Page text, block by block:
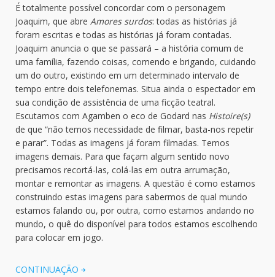
É totalmente possível concordar com o personagem
Joaquim, que abre Amores surdos: todas as histórias já
foram escritas e todas as histórias já foram contadas.
Joaquim anuncia o que se passará – a história comum de
uma família, fazendo coisas, comendo e brigando, cuidando
um do outro, existindo em um determinado intervalo de
tempo entre dois telefonemas. Situa ainda o espectador em
sua condição de assistência de uma ficção teatral.
Escutamos com Agamben o eco de Godard nas Histoire(s)
de que “não temos necessidade de filmar, basta-nos repetir
e parar”. Todas as imagens já foram filmadas. Temos
imagens demais. Para que façam algum sentido novo
precisamos recortá-las, colá-las em outra arrumação,
montar e remontar as imagens. A questão é como estamos
construindo estas imagens para sabermos de qual mundo
estamos falando ou, por outra, como estamos andando no
mundo, o quê do disponível para todos estamos escolhendo
para colocar em jogo.
CONTINUAÇÃO